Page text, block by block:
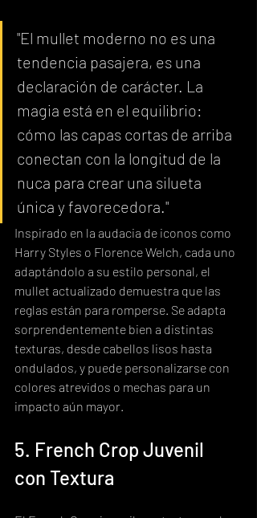
"El mullet moderno no es una
tendencia pasajera, es una
declaración de carácter. La
magia está en el equilibrio:
cómo las capas cortas de arriba
conectan con la longitud de la
nuca para crear una silueta
única y favorecedora."
Inspirado en la audacia de iconos como
Harry Styles o Florence Welch, cada uno
adaptándolo a su estilo personal, el
mullet actualizado demuestra que las
reglas están para romperse. Se adapta
sorprendentemente bien a distintas
texturas, desde cabellos lisos hasta
ondulados, y puede personalizarse con
colores atrevidos o mechas para un
impacto aún mayor.
5. French Crop Juvenil
con Textura